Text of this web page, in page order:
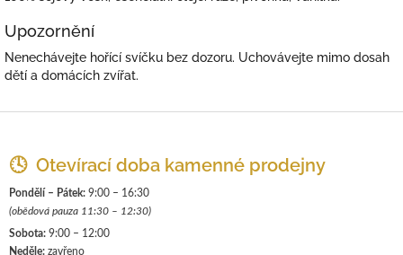
Upozornění
Nenechávejte hořící svíčku bez dozoru. Uchovávejte mimo dosah
dětí a domácích zvířat.
🕓 Otevírací doba kamenné prodejny
Pondělí – Pátek: 9:00 – 16:30
(obědová pauza 11:30 – 12:30)
Sobota: 9:00 – 12:00
Neděle: zavřeno